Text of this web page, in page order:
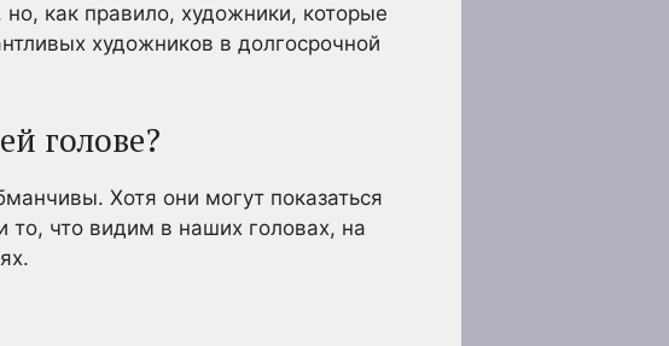
как правило, художники, которые
художников в долгосрочной
голове?
Хотя они могут показаться
что видим в наших головах, на